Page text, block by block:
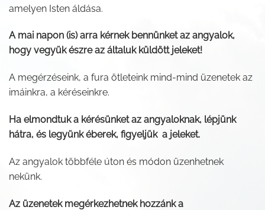
amelyen Isten áldása.
A mai napon (is) arra kérnek bennünket az angyalok,
hogy vegyük észre az általuk küldött jeleket!
A megérzéseink, a fura ötleteink mind-mind üzenetek az
imáinkra, a kéréseinkre.
Ha elmondtuk a kérésünket az angyaloknak, lépjünk
hátra, és legyünk éberek, figyeljük a jeleket.
Az angyalok többféle úton és módon üzenhetnek
nekünk.
Az üzenetek megérkezhetnek hozzánk a